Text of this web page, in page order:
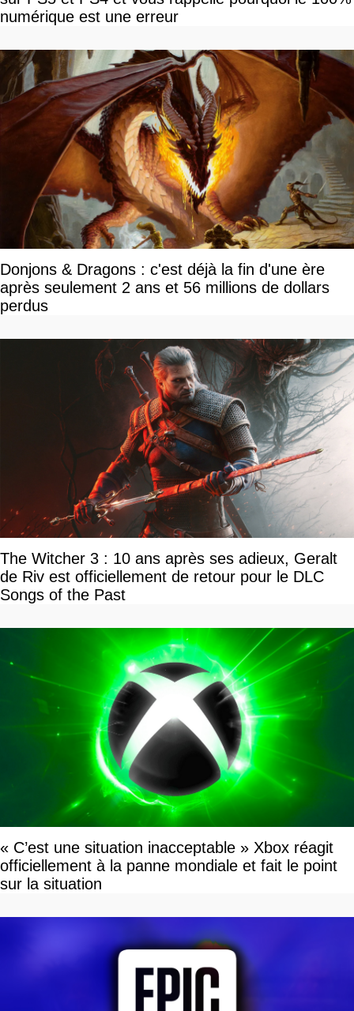
numérique est une erreur
Donjons & Dragons : c'est déjà la fin d'une ère
après seulement 2 ans et 56 millions de dollars
perdus
The Witcher 3 : 10 ans après ses adieux, Geralt
de Riv est officiellement de retour pour le DLC
Songs of the Past
« C’est une situation inacceptable » Xbox réagit
officiellement à la panne mondiale et fait le point
sur la situation